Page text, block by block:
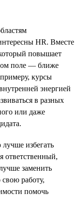
HR. Вместе
повышает
поле — ближе
курсы
энергией
в разных
или даже
избегать
ответственный,
заменить
работу,
помочь